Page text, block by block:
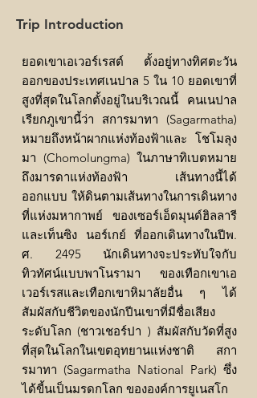
Trip Introduction
ยอดเขาเอเวอร์เรสต์ ตั้งอยู่ทางทิศตะวัน
ออกของประเทศเนปาล 5 ใน 10 ยอดเขาที่
สูงที่สุดในโลกตั้งอยู่ในบริเวณนี้ คนเนปาล
เรียกภูเขานี้ว่า สการมาทา (Sagarmatha)
หมายถึงหน้าผากแห่งท้องฟ้าและ โชโมลุง
มา (Chomolungma) ในภาษาทิเบตหมาย
ถึงมารดาแห่งท้องฟ้า เส้นทางนี้ได้
ออกแบบ ให้ดินตามเส้นทางในการเดินทาง
ที่แห่งมหากาพย์ ของเซอร์เอ็ดมุนด์ฮิลลารี
และเท็นซิง นอร์เกย์ ที่ออกเดินทางในปีพ.
ศ. 2495 นักเดินทางจะประทับใจกับ
ทิวทัศน์แบบพาโนรามา ของเทือกเขาเอ
เวอร์เรสและเทือกเขาหิมาลัยอื่น ๆ ได้
สัมผัสกับชีวิตของนักปีนเขาที่มีชื่อเสียง
ระดับโลก (ชาวเชอร์ปา ) สัมผัสกับวัดที่สูง
ที่สุดในโลกในเขตอุทยานแห่งชาติ สกา
รมาทา (Sagarmatha National Park) ซึ่ง
ได้ขี้นเป็นมรดกโลก ขององค์การยูเนสโก